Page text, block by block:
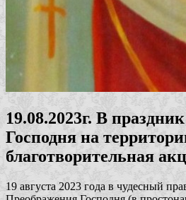
19.08.2023г. В
Господня на
благотворительная
19 августа 2023 года в чудесный